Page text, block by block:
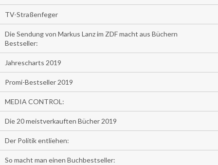
TV-Straßenfeger
Die Sendung von Markus Lanz im ZDF macht aus Büchern
Bestseller:
Jahrescharts 2019
Promi-Bestseller 2019
MEDIA CONTROL:
Die 20 meistverkauften Bücher 2019
Der Politik entliehen:
So macht man einen Buchbestseller: